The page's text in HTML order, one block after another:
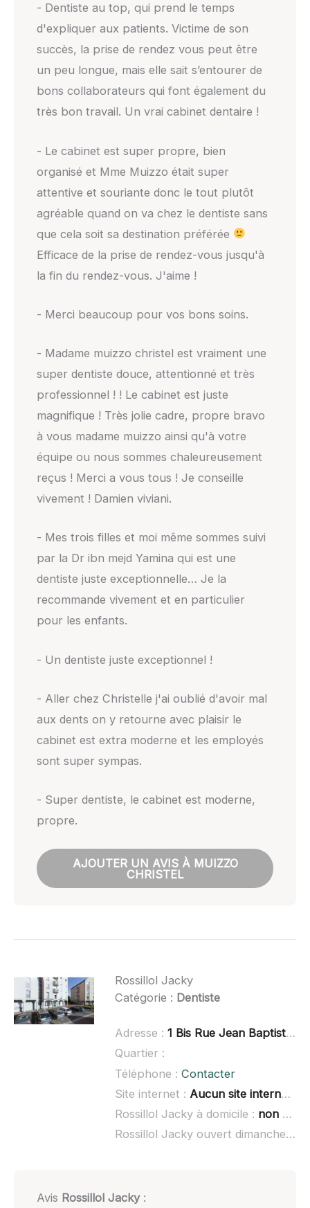
- Dentiste au top, qui prend le temps
d'expliquer aux patients. Victime de son
succès, la prise de rendez vous peut être
un peu longue, mais elle sait s’entourer de
bons collaborateurs qui font également du
très bon travail. Un vrai cabinet dentaire !
- Le cabinet est super propre, bien
organisé et Mme Muizzo était super
attentive et souriante donc le tout plutôt
agréable quand on va chez le dentiste sans
que cela soit sa destination préférée
Efficace de la prise de rendez-vous jusqu'à
la fin du rendez-vous. J'aime !
- Merci beaucoup pour vos bons soins.
- Madame muizzo christel est vraiment une
super dentiste douce, attentionné et très
professionnel ! ! Le cabinet est juste
magnifique ! Très jolie cadre, propre bravo
à vous madame muizzo ainsi qu'à votre
équipe ou nous sommes chaleureusement
reçus ! Merci a vous tous ! Je conseille
vivement ! Damien viviani.
- Mes trois filles et moi même sommes suivi
par la Dr ibn mejd Yamina qui est une
dentiste juste exceptionnelle… Je la
recommande vivement et en particulier
pour les enfants.
- Un dentiste juste exceptionnel !
- Aller chez Christelle j'ai oublié d'avoir mal
aux dents on y retourne avec plaisir le
cabinet est extra moderne et les employés
sont super sympas.
- Super dentiste, le cabinet est moderne,
propre.
AJOUTER UN AVIS À MUIZZO
CHRISTEL
Rossillol Jacky
Catégorie : Dentiste
Adresse : 1 Bis Rue Jean Baptiste Boussingault, 42240 Unieux
Quartier :
Téléphone : Contacter
Site internet : Aucun site internet connu
Rossillol Jacky à domicile : non renseigné
Rossillol Jacky ouvert dimanche :
Avis Rossillol Jacky: